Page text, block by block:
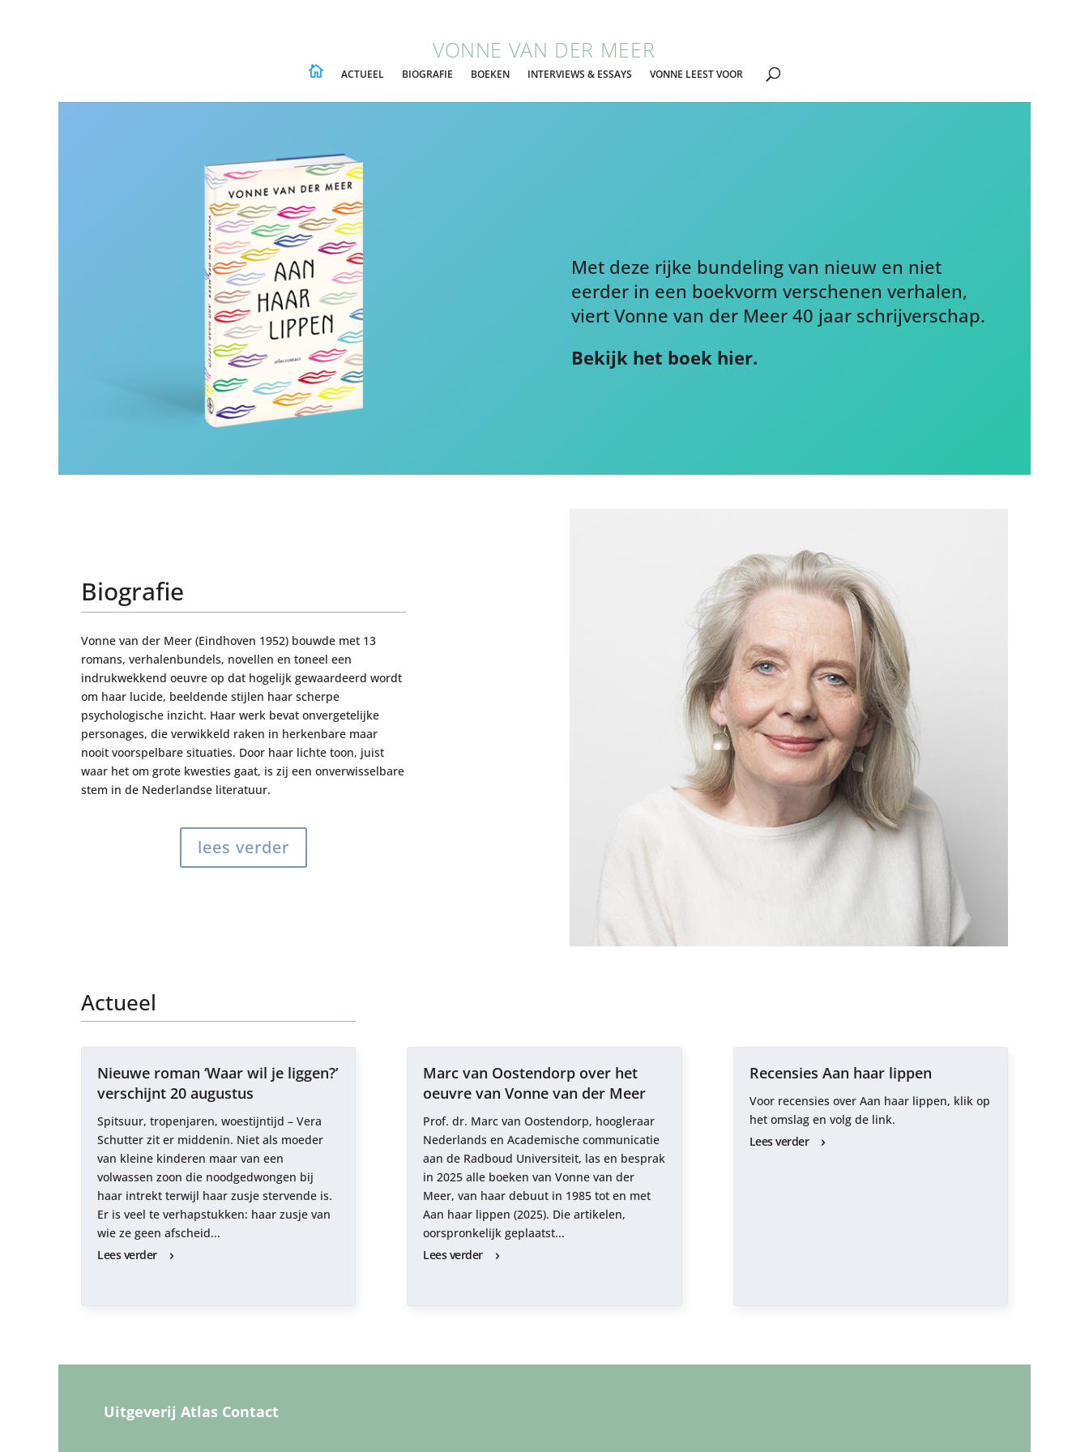
VONNE VAN DER MEER
 ACTUEEL BIOGRAFIE BOEKEN INTERVIEWS & ESSAYS VONNE LEEST VOOR
Met deze rijke bundeling van nieuw en niet
eerder in een boekvorm verschenen verhalen,
viert Vonne van der Meer 40 jaar schrijverschap.
Bekijk het boek hier.
Biografie
Vonne van der Meer (Eindhoven 1952) bouwde met 13
romans, verhalenbundels, novellen en toneel een
indrukwekkend oeuvre op dat hogelijk gewaardeerd wordt
om haar lucide, beeldende stijlen haar scherpe
psychologische inzicht. Haar werk bevat onvergetelijke
personages, die verwikkeld raken in herkenbare maar
nooit voorspelbare situaties. Door haar lichte toon, juist
waar het om grote kwesties gaat, is zij een onverwisselbare
stem in de Nederlandse literatuur.
lees verder
Actueel
Nieuwe roman ‘Waar wil je liggen?’
verschijnt 20 augustus
Spitsuur, tropenjaren, woestijntijd – Vera
Schutter zit er middenin. Niet als moeder
van kleine kinderen maar van een
volwassen zoon die noodgedwongen bij
haar intrekt terwijl haar zusje stervende is.
Er is veel te verhapstukken: haar zusje van
wie ze geen afscheid...
Lees verder
Marc van Oostendorp over het
oeuvre van Vonne van der Meer
Prof. dr. Marc van Oostendorp, hoogleraar
Nederlands en Academische communicatie
aan de Radboud Universiteit, las en besprak
in 2025 alle boeken van Vonne van der
Meer, van haar debuut in 1985 tot en met
Aan haar lippen (2025). Die artikelen,
oorspronkelijk geplaatst...
Lees verder
Recensies Aan haar lippen
Voor recensies over Aan haar lippen, klik op
het omslag en volg de link.
Lees verder
Uitgeverij Atlas Contact